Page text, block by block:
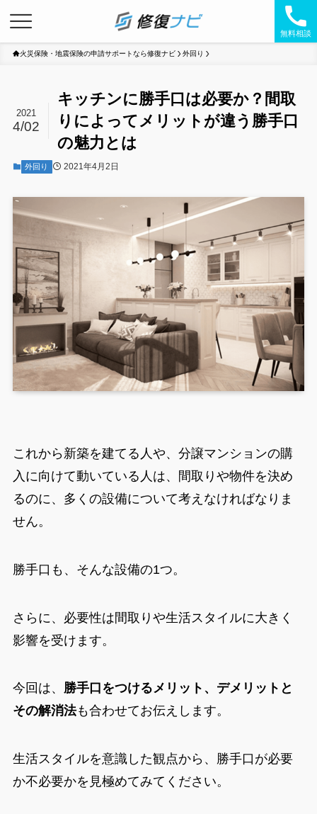
無料相談
火災保険・地震保険の申請サポートなら修復ナビ 外回り
キッチンに勝手口は必要か？間取
りによってメリットが違う勝手口
の魅力とは
2021
4/02
外回り 2021年4月2日
これから新築を建てる人や、分譲マンションの購
入に向けて動いている人は、間取りや物件を決め
るのに、多くの設備について考えなければなりま
せん。
勝手口も、そんな設備の1つ。
さらに、必要性は間取りや生活スタイルに大きく
影響を受けます。
今回は、 勝手口をつけるメリット、デメリットと
その解消法も合わせてお伝えします。
生活スタイルを意識した観点から、勝手口が必要
か不必要かを見極めてみてください。